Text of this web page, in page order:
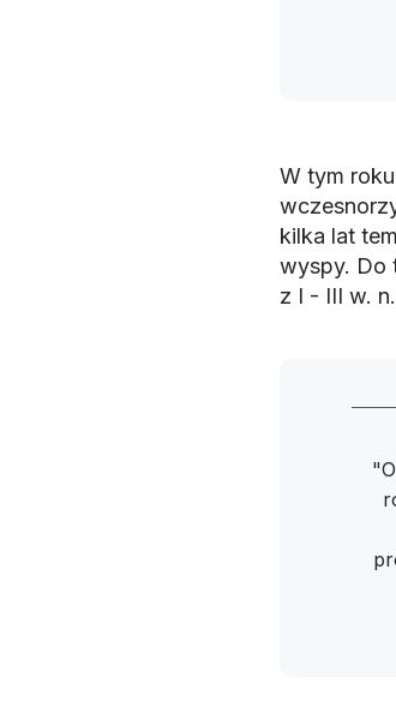
W tym
kilka lat
wyspy. Do
z I - III w.